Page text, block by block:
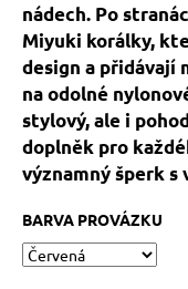
nádech. Po
Miyuki korálky,
design a přidávají
na odolné
stylový, ale i
doplněk pro
významný šperk s
BARVA PROVÁZKU
D
o
p
o
r
u
č
u
j
e